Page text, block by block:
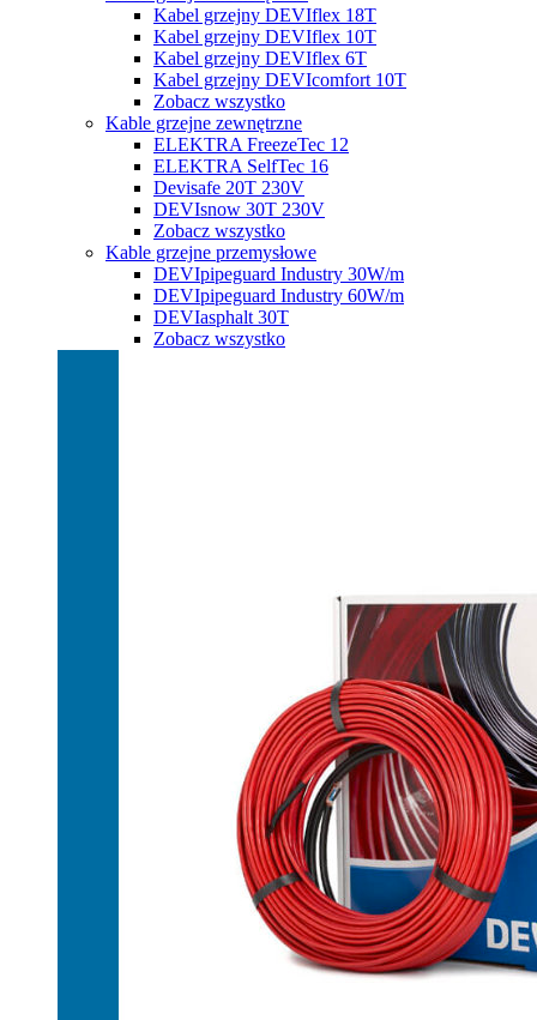
Kabel grzejny DEVIflex 18T
Kabel grzejny DEVIflex 10T
Kabel grzejny DEVIflex 6T
Kabel grzejny DEVIcomfort 10T
Zobacz wszystko
Kable grzejne zewnętrzne
ELEKTRA FreezeTec 12
ELEKTRA SelfTec 16
Devisafe 20T 230V
DEVIsnow 30T 230V
Zobacz wszystko
Kable grzejne przemysłowe
DEVIpipeguard Industry 30W/m
DEVIpipeguard Industry 60W/m
DEVIasphalt 30T
Zobacz wszystko